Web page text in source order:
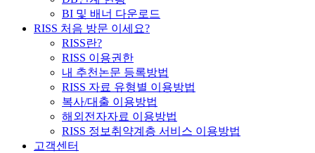
BI 및 배너 다운로드
RISS 처음 방문 이세요?
RISS란?
RISS 이용권한
내 추천논문 등록방법
RISS 자료 유형별 이용방법
복사/대출 이용방법
해외전자자료 이용방법
RISS 정보취약계층 서비스 이용방법
고객센터